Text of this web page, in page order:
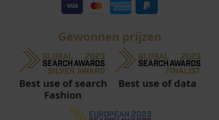
Gewonnen prijzen
Best use of search
Fashion
Best use of data